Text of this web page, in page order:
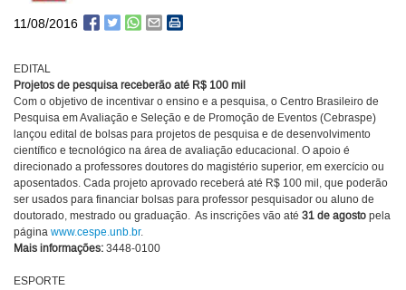
11/08/2016
EDITAL
Projetos de pesquisa receberão até R$ 100 mil
Com o objetivo de incentivar o ensino e a pesquisa, o Centro Brasileiro de
Pesquisa em Avaliação e Seleção e de Promoção de Eventos (Cebraspe)
lançou edital de bolsas para projetos de pesquisa e de desenvolvimento
científico e tecnológico na área de avaliação educacional. O apoio é
direcionado a professores doutores do magistério superior, em exercício ou
aposentados. Cada projeto aprovado receberá até R$ 100 mil, que poderão
ser usados para financiar bolsas para professor pesquisador ou aluno de
doutorado, mestrado ou graduação. As inscrições vão até 31 de agosto pela
página www.cespe.unb.br.
Mais informações: 3448-0100
ESPORTE